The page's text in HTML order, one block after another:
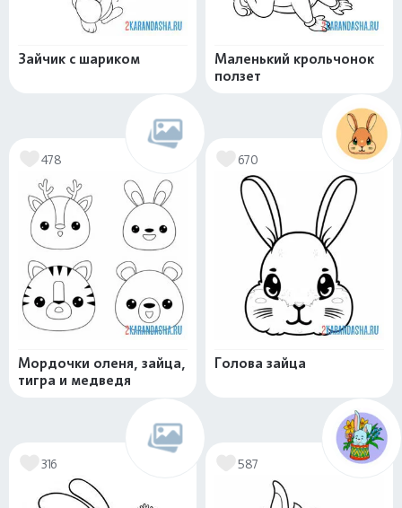
Зайчик с шариком
Маленький крольчонок
ползет
478
Мордочки оленя, зайца,
тигра и медведя
670
Голова зайца
316 587